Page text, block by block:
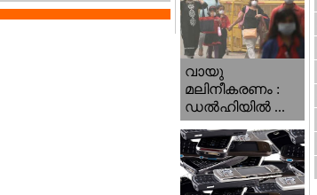
വായു
മലിനീകരണം :
ഡൽഹിയിൽ ...